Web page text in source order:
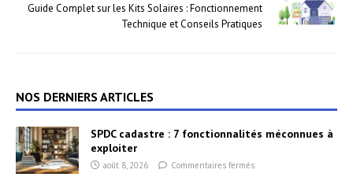
Guide Complet sur les Kits Solaires : Fonctionnement
Technique et Conseils Pratiques
NOS DERNIERS ARTICLES
SPDC cadastre : 7 fonctionnalités méconnues à
exploiter
août 8, 2026 Commentaires fermés